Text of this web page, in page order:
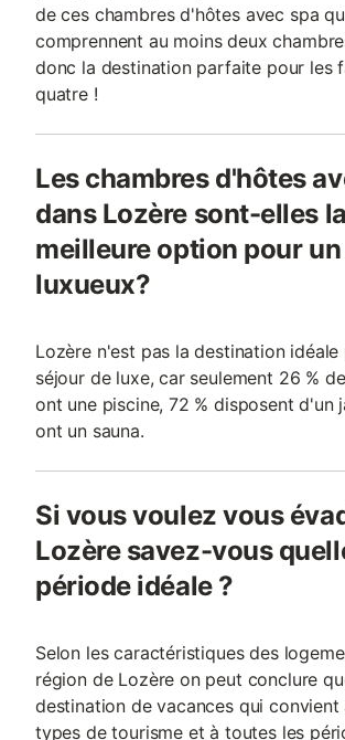
de ces chambres d'hôtes avec spa
comprennent au moins deux
donc la destination parfaite pour les
quatre !
Les chambres d'hôtes
dans Lozère sont-elles la
meilleure option pour
luxueux?
Lozère n'est pas la destination idéale
séjour de luxe, car seulement 26 %
ont une piscine, 72 % disposent d'un
ont un sauna.
Si vous voulez vous
Lozère savez-vous
période idéale ?
Selon les caractéristiques des
région de Lozère on peut conclure
destination de vacances qui convient
types de tourisme et à toutes les